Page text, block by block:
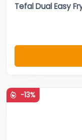
Tefal Dual Easy
-13%